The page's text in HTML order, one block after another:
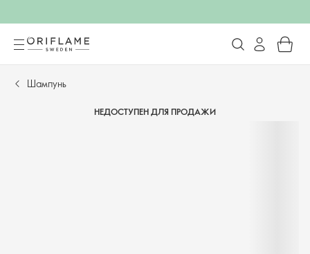
Шампунь
НЕДОСТУПЕН ДЛЯ ПРОДАЖИ